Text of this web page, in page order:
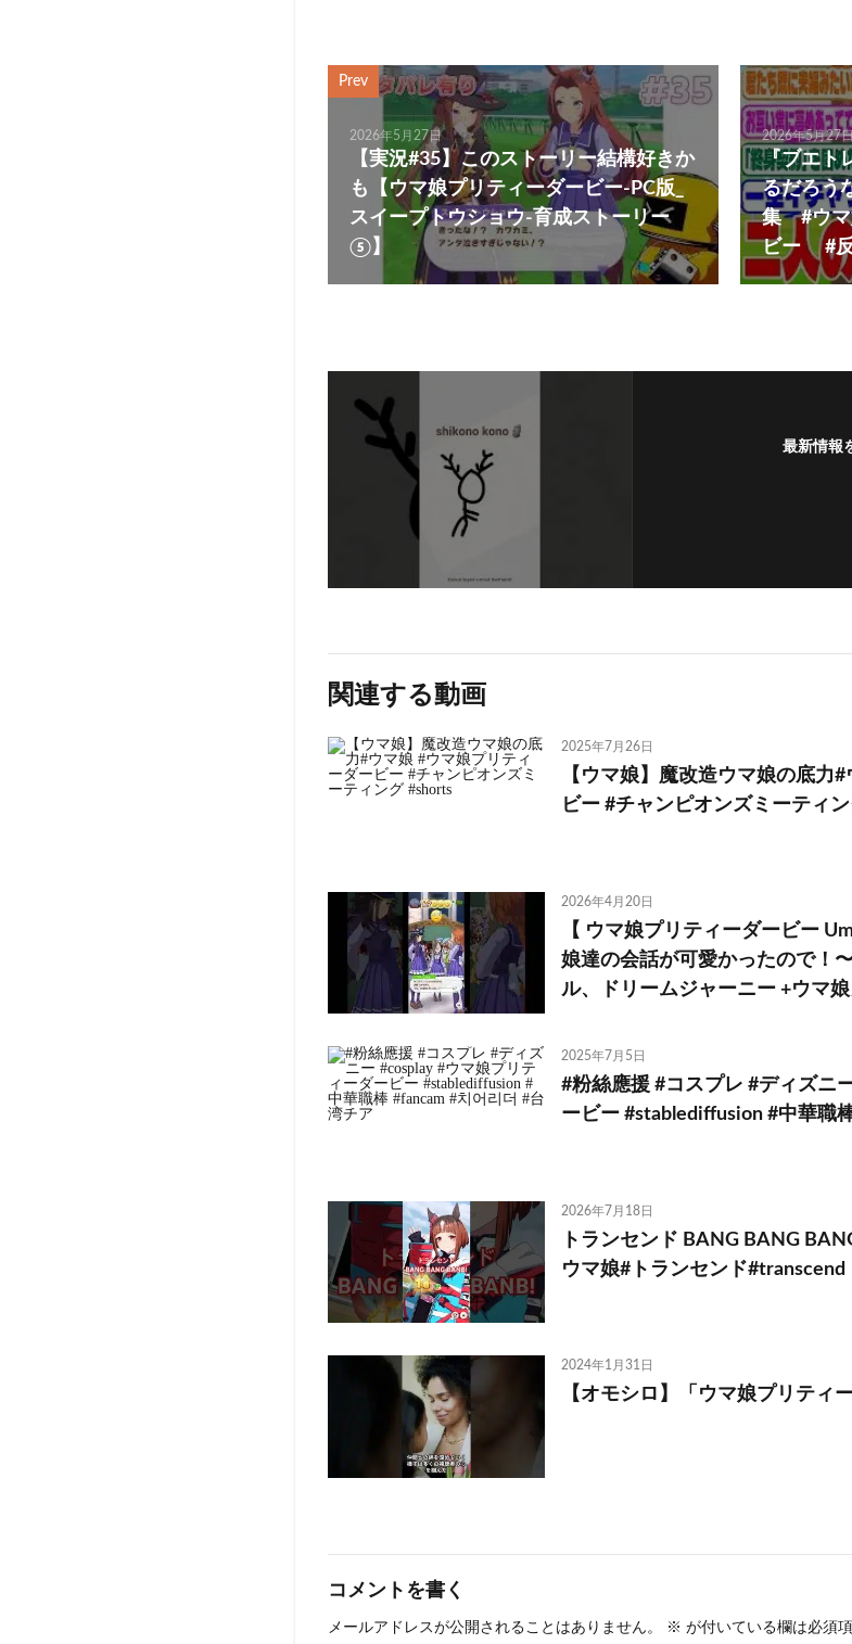
Prev
2026年5月27日
【実況#35】このストーリー結構好きか
も【ウマ娘プリティーダービー-PC版_
スイープトウショウ-育成ストーリー
⑤】
2026年5月27
『ブエト
るだろう
集 #ウマ
ビー #反
最新情報
関連する動画
2025年7月26日
【ウマ娘】魔改造ウマ娘の底力
ビー #チャンピオンズミーティ
2026年4月20日
【 ウマ娘プリティーダービー
娘達の会話が可愛かったので！
ル、ドリームジャーニー +ウマ
2025年7月5日
#粉絲應援 #コスプレ #ディズニ
ービー #stablediffusion #中華職
2026年7月18日
トランセンド BANG BANG
ウマ娘#トランセンド#transcend
2024年1月31日
【オモシロ】「ウマ娘プリティ
コメントを書く
メールアドレスが公開されることはありません。 ※ が付いている欄は必須